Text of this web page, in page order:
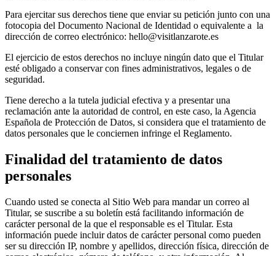
Para ejercitar sus derechos tiene que enviar su petición junto con una
fotocopia del Documento Nacional de Identidad o equivalente a la
dirección de correo electrónico: hello@visitlanzarote.es
El ejercicio de estos derechos no incluye ningún dato que el Titular
esté obligado a conservar con fines administrativos, legales o de
seguridad.
Tiene derecho a la tutela judicial efectiva y a presentar una
reclamación ante la autoridad de control, en este caso, la Agencia
Española de Protección de Datos, si considera que el tratamiento de
datos personales que le conciernen infringe el Reglamento.
Finalidad del tratamiento de datos
personales
Cuando usted se conecta al Sitio Web para mandar un correo al
Titular, se suscribe a su boletín está facilitando información de
carácter personal de la que el responsable es el Titular. Esta
información puede incluir datos de carácter personal como pueden
ser su dirección IP, nombre y apellidos, dirección física, dirección de